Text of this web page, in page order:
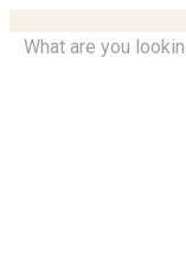
What are you